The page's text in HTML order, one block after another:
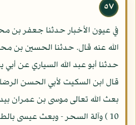
٥٧
في عيون الأخبار حدثنا جعفر بن
الله عنه قال. حدثنا الحسين بن
حدثنا أبو عبد الله السياري عن
قال ابن السكيت لأبي الحسن الرضا
بعث الله تعالى موسى بن عمران
10 ) وآلة السحر - وبعث عيسى